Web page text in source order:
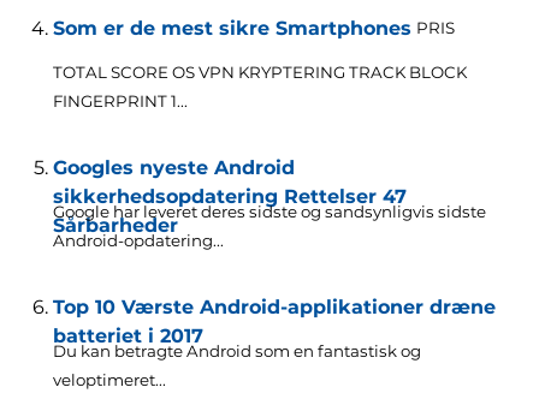
Som er de mest sikre Smartphones PRIS
TOTAL SCORE OS VPN KRYPTERING TRACK BLOCK
FINGERPRINT 1...
Googles nyeste Android
sikkerhedsopdatering Rettelser 47
Sårbarheder
Google har leveret deres sidste og sandsynligvis sidste
Android-opdatering...
Top 10 Værste Android-applikationer dræne
batteriet i 2017
Du kan betragte Android som en fantastisk og
veloptimeret...